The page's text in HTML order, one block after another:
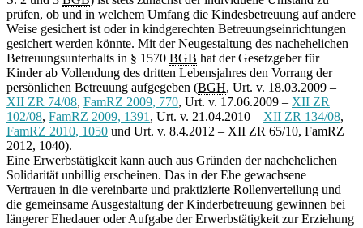
prüfen, ob und in welchem Umfang die Kindesbetreuung auf andere
Weise gesichert ist oder in kindgerechten Betreuungseinrichtungen
gesichert werden könnte. Mit der Neugestaltung des nachehelichen
Betreuungsunterhalts in § 1570 BGB hat der Gesetzgeber für
Kinder ab Vollendung des dritten Lebensjahres den Vorrang der
persönlichen Betreuung aufgegeben (BGH, Urt. v. 18.03.2009 –
XII ZR 74/08, FamRZ 2009, 770, Urt. v. 17.06.2009 – XII ZR
102/08, FamRZ 2009, 1391 , Urt. v. 21.04.2010 – XII ZR 134/08,
FamRZ 2010, 1050 und Urt. v. 8.4.2012 – XII ZR 65/10, FamRZ
2012, 1040).
Eine Erwerbstätigkeit kann auch aus Gründen der nachehelichen
Solidarität unbillig erscheinen. Das in der Ehe gewachsene
Vertrauen in die vereinbarte und praktizierte Rollenverteilung und
die gemeinsame Ausgestaltung der Kinderbetreuung gewinnen bei
längerer Ehedauer oder Aufgabe der Erwerbstätigkeit zur Erziehung